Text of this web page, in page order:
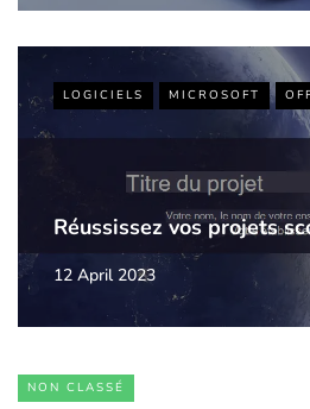
LOGICIELS MICROSOFT
Réussissez vos projets
12 April 2023
NON CLASSÉ